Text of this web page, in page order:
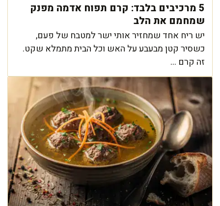
5 מרכיבים בלבד: קרם תפוח אדמה מפנק
שמחמם את הלב
יש ריח אחד שמחזיר אותי ישר למטבח של פעם,
כשסיר קטן מבעבע על האש וכל הבית מתמלא שקט.
זה קרם ...